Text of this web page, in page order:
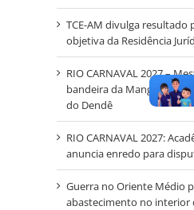
TCE-AM divulga
objetiva da Residência
RIO CARNAVAL 2027 –
bandeira da Mangueira
do Dendê
RIO CARNAVAL 2027:
anuncia enredo para
Guerra no Oriente Médio
abastecimento no interior